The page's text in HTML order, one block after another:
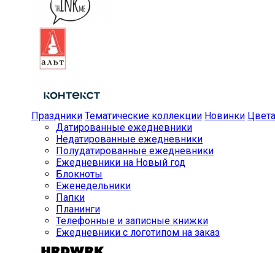
Праздники Тематические коллекции Новинки Цвета
Датированные ежедневники
Недатированные ежедневники
Полудатированные ежедневники
Ежедневники на Новый год
Блокноты
Еженедельники
Папки
Планинги
Телефонные и записные книжки
Ежедневники с логотипом на заказ